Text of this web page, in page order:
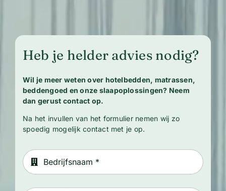
Heb je helder advies nodig?
Wil je meer weten over hotelbedden, matrassen,
beddengoed en onze slaapoplossingen? Neem
dan gerust contact op.
Na het invullen van het formulier nemen wij zo
spoedig mogelijk contact met je op.